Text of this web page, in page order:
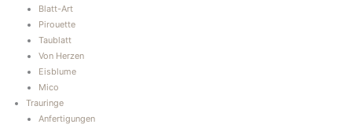
Blatt-Art
Pirouette
Taublatt
Von Herzen
Eisblume
Mico
Trauringe
Anfertigungen